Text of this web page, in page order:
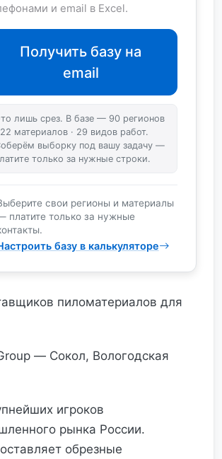
и email в Excel.
Получить базу на
email
лишь срез. В базе — 90 регионов
22 материалов · 29 видов работ.
выборку под вашу задачу —
только за нужные строки.
свои регионы и материалы
платите только за нужные
базу в калькуляторе
пиломатериалов для
— Сокол, Вологодская
игроков
рынка России.
обрезные